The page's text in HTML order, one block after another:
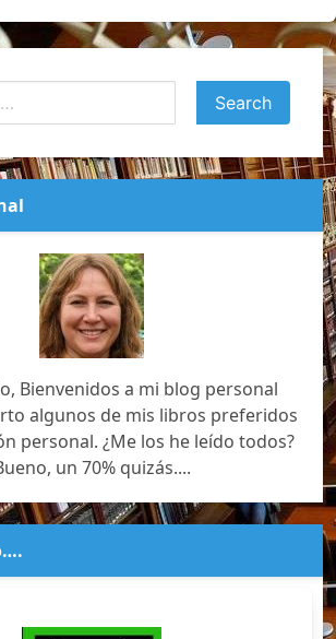
Bienvenidos a mi blog personal
algunos de mis libros preferidos
personal. ¿Me los he leído todos?
un 70% quizás....